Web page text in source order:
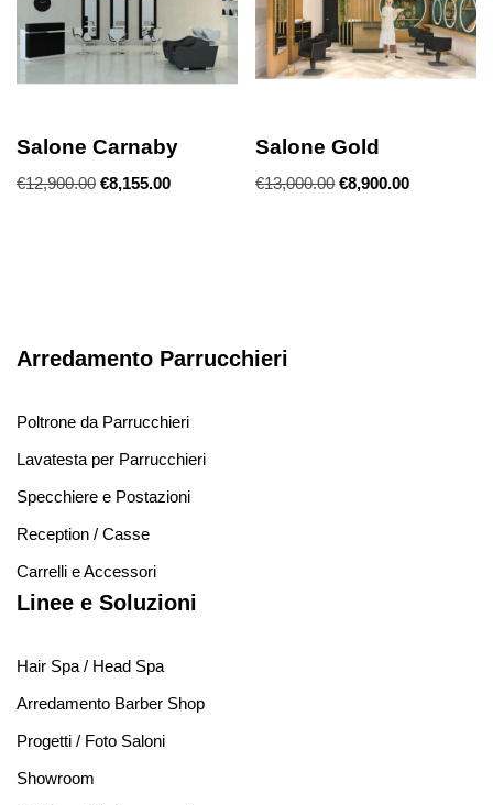
Salone Carnaby
€12,900.00 €8,155.00
Salone Gold
€13,000.00 €8,900.00
Arredamento Parrucchieri
Poltrone da Parrucchieri
Lavatesta per Parrucchieri
Specchiere e Postazioni
Reception / Casse
Carrelli e Accessori
Linee e Soluzioni
Hair Spa / Head Spa
Arredamento Barber Shop
Progetti / Foto Saloni
Showroom